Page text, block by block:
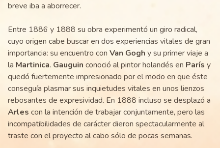
breve iba a aborrecer.
Entre 1886 y 1888 su obra experimentó un giro radical,
cuyo origen cabe buscar en dos experiencias vitales de gran
importancia: su encuentro con Van Gogh y su primer viaje a
la Martinica. Gauguin conoció al pintor holandés en París y
quedó fuertemente impresionado por el modo en que éste
conseguía plasmar sus inquietudes vitales en unos lienzos
rebosantes de expresividad. En 1888 incluso se desplazó a
Arles con la intención de trabajar conjuntamente, pero las
incompatibilidades de carácter dieron spectacularmente al
traste con el proyecto al cabo sólo de pocas semanas.